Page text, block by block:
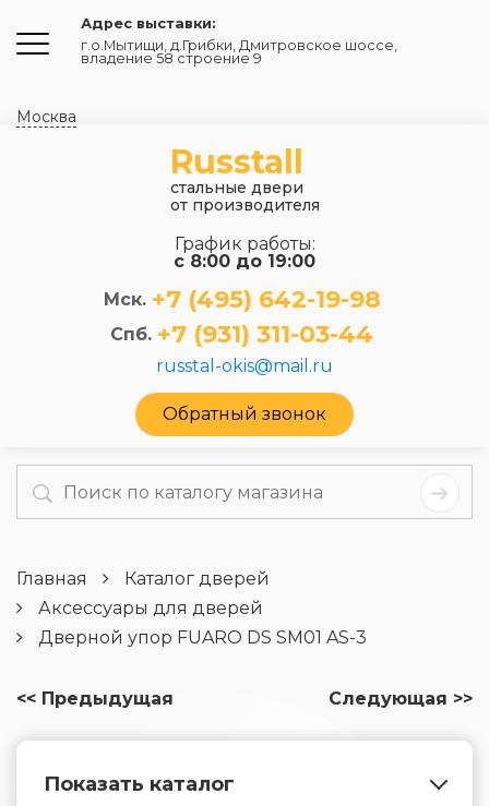
Адрес выставки:
г.о.Мытищи, д.Грибки, Дмитровское шоссе,
владение 58 строение 9
Москва
Russtall
стальные двери
от производителя
График работы:
с 8:00 до 19:00
Мск. +7 (495) 642-19-98
Спб. +7 (931) 311-03-44
russtal-okis@mail.ru
Обратный звонок
Главная
Каталог дверей
Аксессуары для дверей
Дверной упор FUARO DS SM01 AS-3
<< Предыдущая Следующая >>
Показать каталог